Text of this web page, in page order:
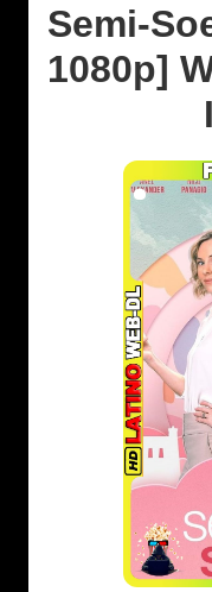
Semi-
1080p]